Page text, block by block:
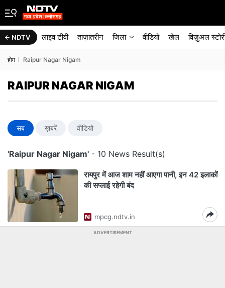
NDTV लाइव टीवी ताज़ातरीन जिला वीडियो खेल विज़ुअल
होम Raipur Nagar Nigam
RAIPUR NAGAR NIGAM
सब ख़बरें वीडियो
'Raipur Nagar Nigam' - 10 News Result(s)
रायपुर में आज शाम नहीं आएगा पानी, इन 42 इलाकों
की सप्लाई रहेगी बंद
mpcg.ndtv.in
ADVERTISEMENT